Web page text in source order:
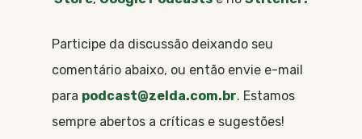
Participe da discussão deixando seu
comentário abaixo, ou então envie e-mail
para podcast@zelda.com.br. Estamos
sempre abertos a críticas e sugestões!